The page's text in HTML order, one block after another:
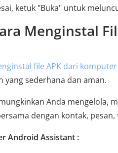
ketuk "Buka" untuk
Menginstal
file APK dari komputer
yang sederhana dan aman.
Anda mengelola,
dengan kontak,
Android Assistant :